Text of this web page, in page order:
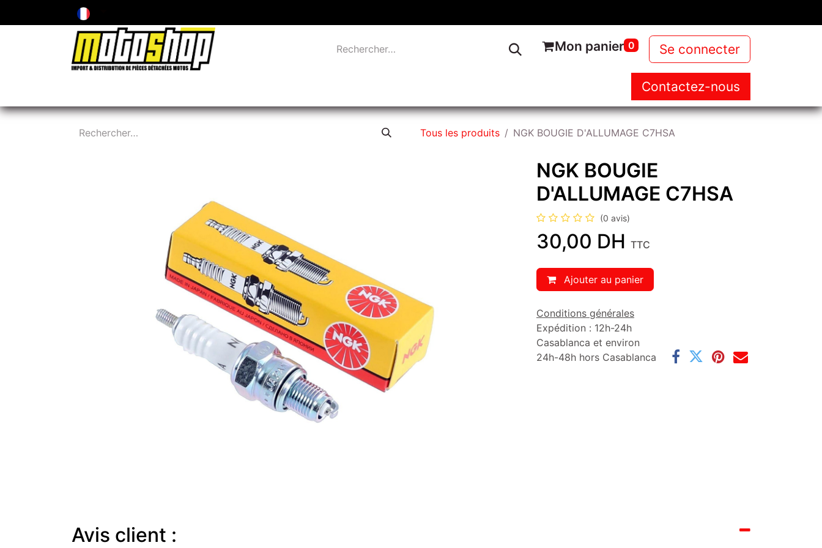
Mon panier 0 Se connecter
NOS PRODUITS NEWS
Contactez-nous
Tous les produits NGK BOUGIE D'ALLUMAGE C7HSA
NGK BOUGIE
D'ALLUMAGE C7HSA
(0 avis)
30,00 DH TTC
Ajouter au panier
Conditions générales
Expédition : 12h-24h
Casablanca et environ
24h-48h hors Casablanca
Avis client :